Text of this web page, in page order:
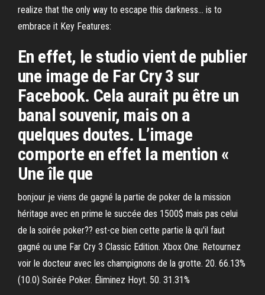
realize that the only way to escape this darkness… is to
embrace it Key Features:
En effet, le studio vient de publier
une image de Far Cry 3 sur
Facebook. Cela aurait pu être un
banal souvenir, mais on a
quelques doutes. L’image
comporte en effet la mention «
Une île que
bonjour je viens de gagné la partie de poker de la mission
héritage avec en prime le succée des 1500$ mais pas celui
de la soirée poker?? est-ce bien cette partie là qu'il faut
gagné ou une Far Cry 3 Classic Edition. Xbox One. Retournez
voir le docteur avec les champignons de la grotte. 20. 66.13%
(10.0) Soirée Poker. Éliminez Hoyt. 50. 31.31%